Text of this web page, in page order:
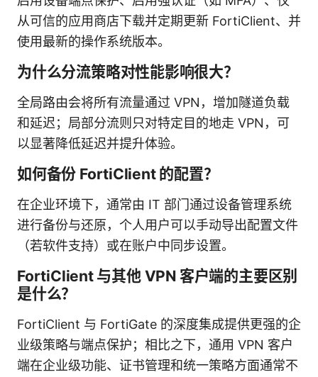
从可信的应用商店下载并定期更新 FortiClient、并
使用最新的操作系统版本。
为什么分流策略对性能影响很大？
全局路由会将所有流量通过 VPN，增加隧道负载
和延迟；局部分流则只对特定目的地走 VPN，可
以显著降低延迟并提升体验。
如何备份 FortiClient 的配置？
在企业环境下，通常由 IT 部门通过设备管理系统
进行备份与还原，个人用户可以手动导出配置文件
（若软件支持）或在账户中同步设置。
FortiClient 与其他 VPN 客户端的主要区别
是什么？
FortiClient 与 FortiGate 的深度集成提供更强的企
业级策略与端点保护；相比之下，通用 VPN 客户
端在企业级功能、证书管理和统一策略方面通常不